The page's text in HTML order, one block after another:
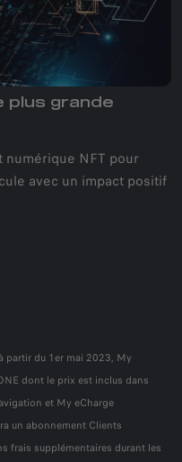
plus grande
NFT pour
avec un impact positif
partir du 1er mai 2023, My
dont le prix est inclus dans
et My eCharge
un abonnement Clients
frais supplémentaires durant les